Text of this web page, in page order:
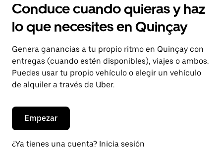
Conduce cuando quieras y haz
lo que necesites en Quinçay
Genera ganancias a tu propio ritmo en Quinçay con
entregas (cuando estén disponibles), viajes o ambos.
Puedes usar tu propio vehículo o elegir un vehículo
de alquiler a través de Uber.
Empezar
¿Ya tienes una cuenta? Inicia sesión